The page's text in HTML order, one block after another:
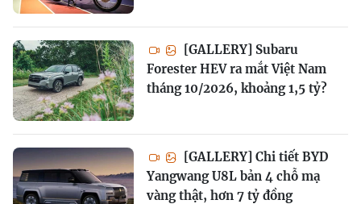
[GALLERY] Subaru
Forester HEV ra mắt Việt Nam
tháng 10/2026, khoảng 1,5 tỷ?
[GALLERY] Chi tiết BYD
Yangwang U8L bản 4 chỗ mạ
vàng thật, hơn 7 tỷ đồng